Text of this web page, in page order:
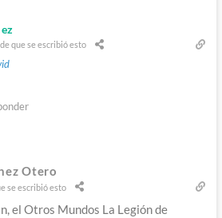
que se escribió esto
Otero
se escribió esto
el Otros Mundos La Legión de